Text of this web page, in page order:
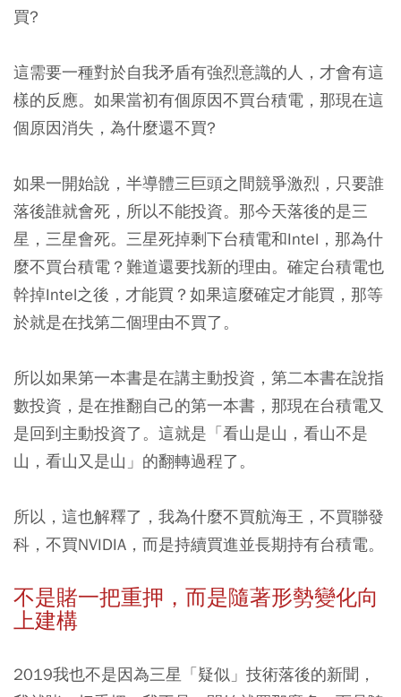
買?
這需要一種對於自我矛盾有強烈意識的人，才會有這
樣的反應。如果當初有個原因不買台積電，那現在這
個原因消失，為什麼還不買?
如果一開始說，半導體三巨頭之間競爭激烈，只要誰
落後誰就會死，所以不能投資。那今天落後的是三
星，三星會死。三星死掉剩下台積電和Intel，那為什
麼不買台積電？難道還要找新的理由。確定台積電也
幹掉Intel之後，才能買？如果這麼確定才能買，那等
於就是在找第二個理由不買了。
所以如果第一本書是在講主動投資，第二本書在說指
數投資，是在推翻自己的第一本書，那現在台積電又
是回到主動投資了。這就是「看山是山，看山不是
山，看山又是山」的翻轉過程了。
所以，這也解釋了，我為什麼不買航海王，不買聯發
科，不買NVIDIA，而是持續買進並長期持有台積電。
不是賭一把重押，而是隨著形勢變化向
上建構
2019我也不是因為三星「疑似」技術落後的新聞，